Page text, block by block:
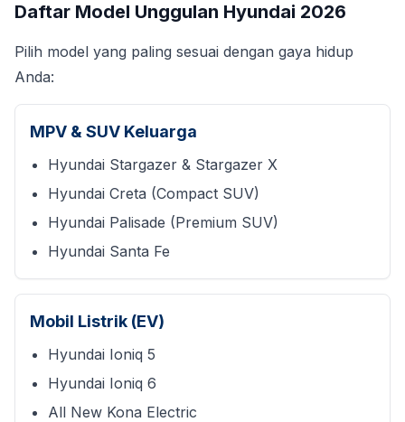
Daftar Model Unggulan Hyundai 2026
Pilih model yang paling sesuai dengan gaya hidup
Anda:
MPV & SUV Keluarga
Hyundai Stargazer & Stargazer X
Hyundai Creta (Compact SUV)
Hyundai Palisade (Premium SUV)
Hyundai Santa Fe
Mobil Listrik (EV)
Hyundai Ioniq 5
Hyundai Ioniq 6
All New Kona Electric